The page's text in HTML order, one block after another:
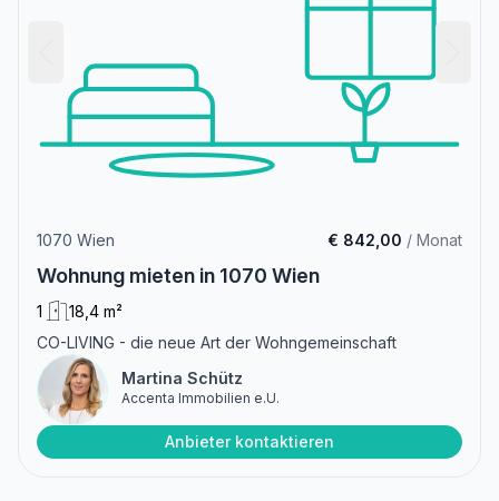
1070 Wien € 842,00 / Monat
Wohnung mieten in 1070 Wien
1
18,4 m²
CO-LIVING - die neue Art der Wohngemeinschaft
Martina Schütz
Accenta Immobilien e.U.
Anbieter kontaktieren